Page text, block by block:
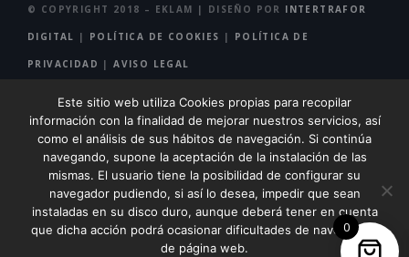
© COPYRIGHT 2018 – EKLAM | DISEÑO POR INTERTRAFOR
DIGITAL | POLÍTICA DE COOKIES | POLÍTICA DE
PRIVACIDAD |AVISO LEGAL
FINANCIADO POR LA UNIÓN EUROPEA –
NEXTGENERATIONEU 0
Este sitio web utiliza Cookies propias para recopilar
información con la finalidad de mejorar nuestros servicios, así
como el análisis de sus hábitos de navegación. Si continúa
navegando, supone la aceptación de la instalación de las
mismas. El usuario tiene la posibilidad de configurar su
navegador pudiendo, si así lo desea, impedir que sean
instaladas en su disco duro, aunque deberá tener en cuenta
que dicha acción podrá ocasionar dificultades de navegación
de página web.